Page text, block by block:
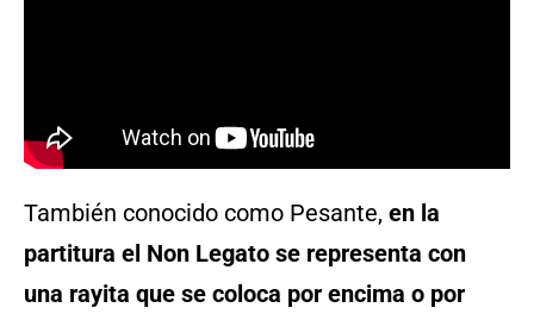
También conocido como Pesante, en la
partitura el Non Legato se representa con
una rayita que se coloca por encima o por